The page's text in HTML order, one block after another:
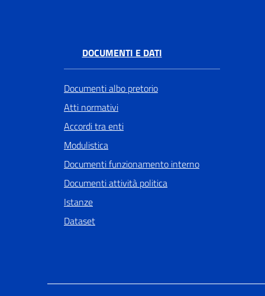
DOCUMENTI E DATI
Documenti albo pretorio
Atti normativi
Accordi tra enti
Modulistica
Documenti funzionamento interno
Documenti attività politica
Istanze
Dataset